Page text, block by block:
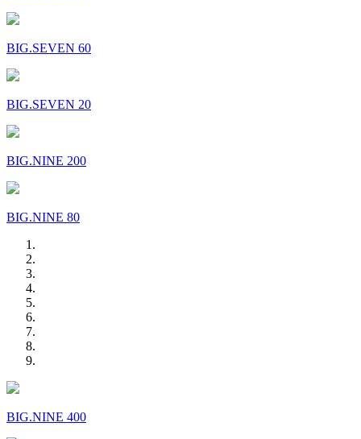
BIG.SEVEN 60
BIG.SEVEN 20
BIG.NINE 200
BIG.NINE 80
BIG.NINE 400